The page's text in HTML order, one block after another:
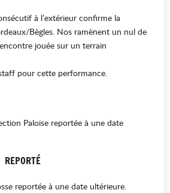
à l’extérieur confirme la
Bègles. Nos ramènent un nul de
jouée sur un terrain
pour cette performance.
Paloise reportée à une date
reportée à une date ultérieure.